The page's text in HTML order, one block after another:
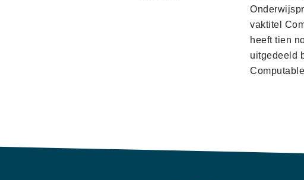
vaktitel
heeft tien
uitgedeeld